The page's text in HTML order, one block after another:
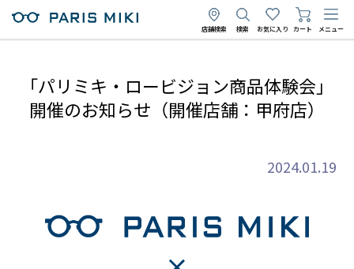
店舗検索 検索 お気に入り カート メニュー
「パリミキ・ロービジョン商品体験会」
開催のお知らせ（開催店舗：甲府店）
2024.01.19